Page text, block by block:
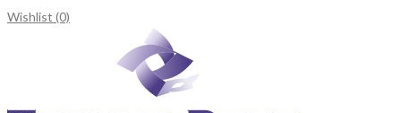
Wishlist (0)